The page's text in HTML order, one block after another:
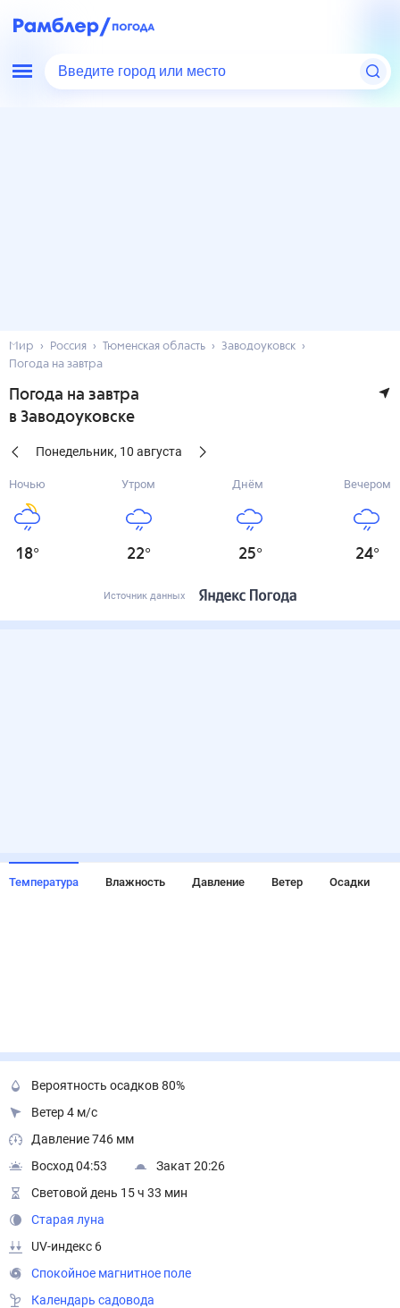
Введите город или место
Мир Россия Тюменская область
Заводоуковск
Погода на завтра
Погода на завтра
в Заводоуковске
Понедельник, 10 августа
Ночью
18°
Утром
22°
Днём
25°
Вечером
24°
Источник данных
Температура Влажность Давление Ветер Осадки
Вероятность осадков 80%
Ветер 4 м/с
Давление 746 мм
Восход 04:53
Закат 20:26
Световой день 15 ч 33 мин
Старая луна
UV-индекс 6
Спокойное магнитное поле
Календарь садовода